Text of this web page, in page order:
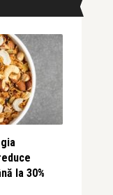
la 30%